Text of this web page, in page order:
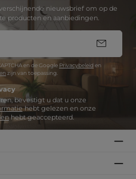
nieuwsbrief om op de
producten en aanbiedingen.
en de Google Privacybeleid en
zijn van toepassing.
hebt geaccepteerd.